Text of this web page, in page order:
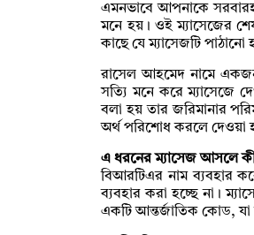
এমনভাবে আপনাকে সরবারহ
মনে হয়। ওই ম্যাসেজের
কাছে যে ম্যাসেজটি
রাসেল আহমেদ নামে একজন
সত্যি মনে করে ম্যাসেজে
বলা হয় তার জরিমানার
অর্থ পরিশোধ করলে দেওয়া
এ ধরনের ম্যাসেজ আসলে
বিআরটিএর নাম ব্যবহার
ব্যবহার করা হচ্ছে না।
একটি আন্তর্জাতিক কোড, যা